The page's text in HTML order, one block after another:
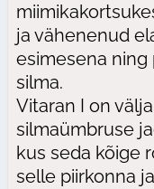
ja vähenenud
esimesena ning
silma.
Vitaran I on
silmaümbruse
kus seda kõige
selle piirkonna